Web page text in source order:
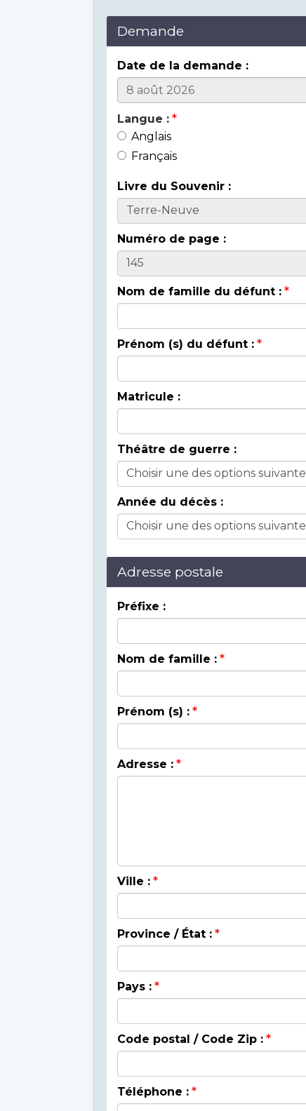
Demande
Date de la demande :
Langue :
Anglais
Français
Livre du Souvenir :
Numéro de page :
Nom de famille du défunt :
Prénom (s) du défunt :
Matricule :
Théâtre de guerre :
Année du décès :
Adresse postale
Préfixe :
Nom de famille :
Prénom (s) :
Adresse :
Ville :
Province / État :
Pays :
Code postal / Code Zip :
Téléphone :